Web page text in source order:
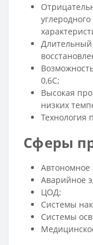
Длительный
0,6С;
Высокая
низких
Технология
Сферы
Автономное
Аварийное
ЦОД;
Системы
Системы